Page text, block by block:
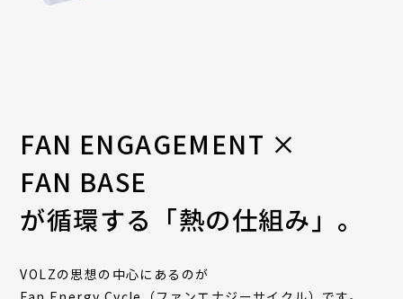
FAN ENGAGEMENT ×
FAN BASE
が循環する「熱の仕組み」。
VOLZの思想の中心にあるのが